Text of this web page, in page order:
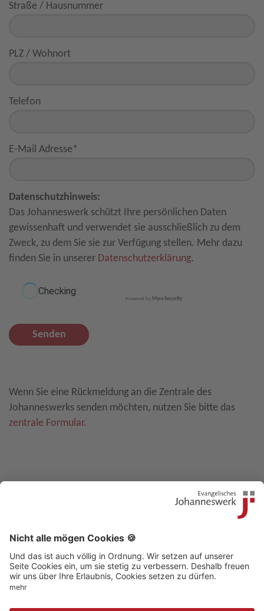
Straße / Hausnummer
PLZ / Wohnort
Telefon
E-Mail Adresse*
Datenschutzhinweis:
Das Johanneswerk schützt Ihre persönlichen Daten
gewissenhaft und verwendet sie ausschließlich zu dem
Zweck, zu dem Sie sie zur Verfügung stellen. Mehr dazu
finden Sie in unserer Datenschutzerklärung.
Powered by Myra Security
Senden
Wenn Sie eine Rückmeldung an die Zentrale des
Johanneswerks senden möchten, nutzen Sie bitte das
zentrale Formular.